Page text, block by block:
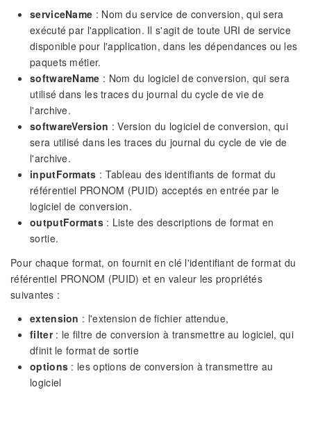
serviceName : Nom du service de conversion, qui sera
exécuté par l'application. Il s'agit de toute URI de service
disponible pour l'application, dans les dépendances ou les
paquets métier.
softwareName : Nom du logiciel de conversion, qui sera
utilisé dans les traces du journal du cycle de vie de
l'archive.
softwareVersion : Version du logiciel de conversion, qui
sera utilisé dans les traces du journal du cycle de vie de
l'archive.
inputFormats : Tableau des identifiants de format du
référentiel PRONOM (PUID) acceptés en entrée par le
logiciel de conversion.
outputFormats: Liste des descriptions de format en
sortie.
Pour chaque format, on fournit en clé l'identifiant de format du
référentiel PRONOM (PUID) et en valeur les propriétés
suivantes :
extension : l'extension de fichier attendue,
filter: le filtre de conversion à transmettre au logiciel, qui
dfinit le format de sortie
options : les options de conversion à transmettre au
logiciel